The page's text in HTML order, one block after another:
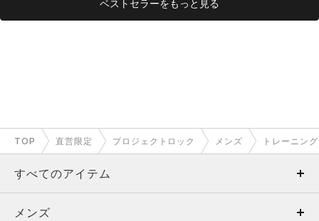
ベストセラーをもっと見る
TOP 直営限定 プロジェクトロック メンズ トレーニング
すべてのアイテム
メンズ
メンズ